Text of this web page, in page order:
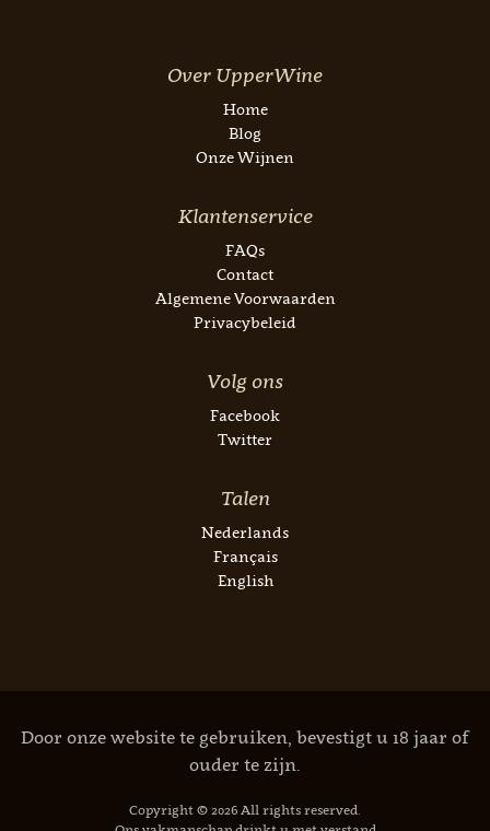
Over UpperWine
Home
Blog
Onze Wijnen
Klantenservice
FAQs
Contact
Algemene Voorwaarden
Privacybeleid
Volg ons
Facebook
Twitter
Talen
Nederlands
Français
English
Door onze website te gebruiken, bevestigt u 18 jaar of
ouder te zijn.
Copyright © 2026 All rights reserved.